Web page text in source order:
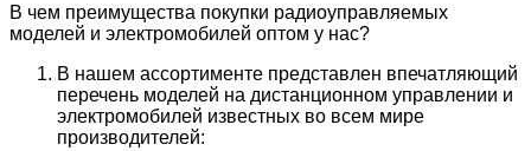
В чем преимущества покупки радиоуправляемых
моделей и электромобилей оптом у нас?
В нашем ассортименте представлен впечатляющий
перечень моделей на дистанционном управлении и
электромобилей известных во всем мире
производителей: